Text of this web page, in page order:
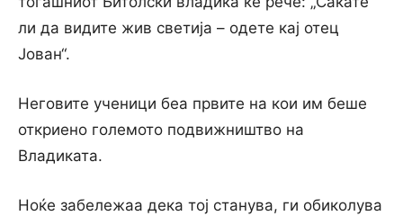
ли да видите жив светија – одете кај отец
Јован“.
Неговите ученици беа првите на кои им беше
откриено големото подвижништво на
Владиката.
Ноќе забележаа дека тој станува, ги обиколува